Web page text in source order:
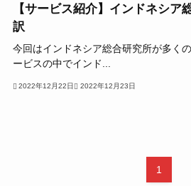
【サービス紹介】インドネシア
訳
今回はインドネシア総合研究所が多く
ービスの中でインド...
2022年12月22日 2022年12月23日
1